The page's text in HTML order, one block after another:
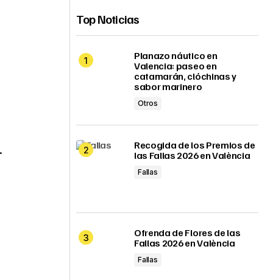
Top Noticias
Planazo náutico en
Valencia: paseo en
catamarán, clóchinas y
sabor marinero
Otros
Recogida de los Premios de
las Fallas 2026 en València
Fallas
Ofrenda de Flores de las
Fallas 2026 en València
Fallas